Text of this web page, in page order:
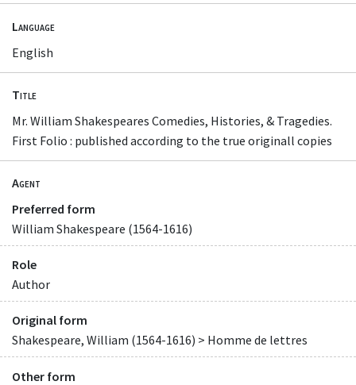
Language
English
Title
Mr. William Shakespeares Comedies, Histories, & Tragedies.
First Folio : published according to the true originall copies
Agent
Preferred form
William Shakespeare (1564-1616)
Role
Author
Original form
Shakespeare, William (1564-1616) > Homme de lettres
Other form